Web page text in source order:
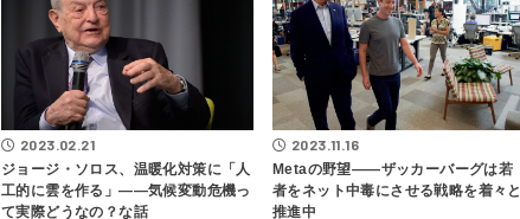
2023.02.21
ジョージ・ソロス、温暖化対策に「人
工的に雲を作る」――気候変動危機っ
て実際どうなの？な話
2023.11.16
Metaの野望――ザッカーバーグは若
者をネット中毒にさせる戦略を着々と
推進中